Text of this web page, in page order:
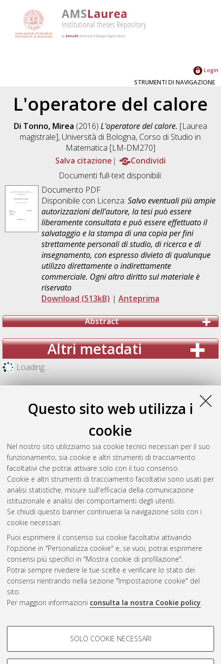
Questo sito web utilizza i
cookie
Nel nostro sito utilizziamo sia cookie tecnici necessari per il suo
funzionamento, sia cookie e altri strumenti di tracciamento
facoltativi che potrai attivare solo con il tuo consenso.
Cookie e altri strumenti di tracciamento facoltativi sono usati per
analisi statistiche, misure sull'efficacia della comunicazione
istituzionale e analisi dei comportamenti degli utenti.
Se chiudi questo banner continuerai la navigazione solo con i
cookie necessari.
Puoi esprimere il consenso sui cookie facoltativi attivando
l'opzione in "Personalizza cookie" e, se vuoi, potrai esprimere
consensi più specifici in "Mostra cookie di profilazione".
Potrai sempre rivedere le tue scelte e verificare lo stato dei
consensi rientrando nella sezione "Impostazione cookie" del
sito.
Per maggiori informazioni consulta la nostra Cookie policy.
COOKIE DI PROFILAZIONE -
Si tratta di cookie utilizzati per analizzare le caratteristiche della
SOLO COOKIE NECESSARI
Login
STRUMENTI DI NAVIGAZIONE
L'operatore del calore
Di Tonno, Mirea (2016) L'operatore del calore. [Laurea
magistrale], Università di Bologna, Corso di Studio in
Matematica [LM-DM270]
Salva citazione
Condividi
Documenti full-text disponibili:
Documento PDF
Disponibile con Licenza: Salvo eventuali più ampie
autorizzazioni dell'autore, la tesi può essere
liberamente consultata e può essere effettuato il
salvataggio e la stampa di una copia per fini
strettamente personali di studio, di ricerca e di
insegnamento, con espresso divieto di qualunque
utilizzo direttamente o indirettamente
commerciale. Ogni altro diritto sul materiale è
riservato
Download (513kB) | Anteprima
Abstract
Altri metadati
Loading...
Gestione del documento:
Atom
Rss 1.0
Rss 2.0
AMS Laurea
Impostazioni Cookie
Informativa sulla privacy
Condizioni d’uso del sito